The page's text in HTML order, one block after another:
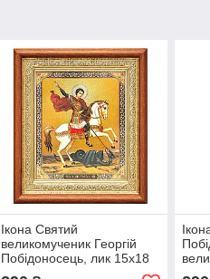
Ікона Святий
великомученик Георгій
Побідоносець, лик 15х18
см, у світлому прямому
см,